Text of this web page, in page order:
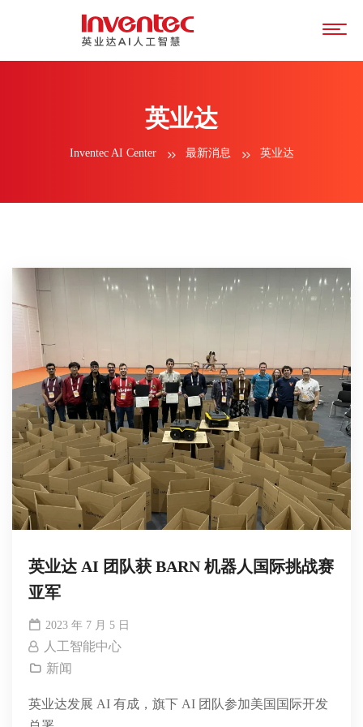
英业达
Inventec AI Center 最新消息 英业达
英业达 AI 团队获 BARN 机器人国际挑战赛
亚军
2023 年 7 月 5 日
人工智能中心
新闻
英业达发展 AI 有成，旗下 AI 团队参加美国国际开发